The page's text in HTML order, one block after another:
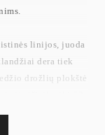
linijos, juoda
dera tiek
drožlių plokštė